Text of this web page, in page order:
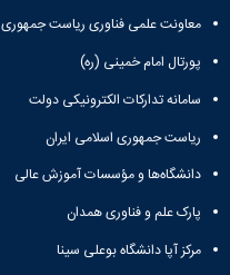
معاونت علمی فناوری ریاست جمهوری
پورتال امام خمینی (ره)
سامانه تدارکات الکترونیکی دولت
ریاست جمهوری اسلامی ایران
دانشگاه‌ها و مؤسسات آموزش عالی
پارک علم و فناوری همدان
مرکز آپا دانشگاه بوعلی سینا